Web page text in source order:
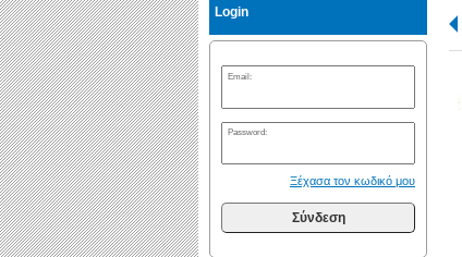
Login
Email:
Password:
Ξέχασα τον κωδικό μου
Σύνδεση